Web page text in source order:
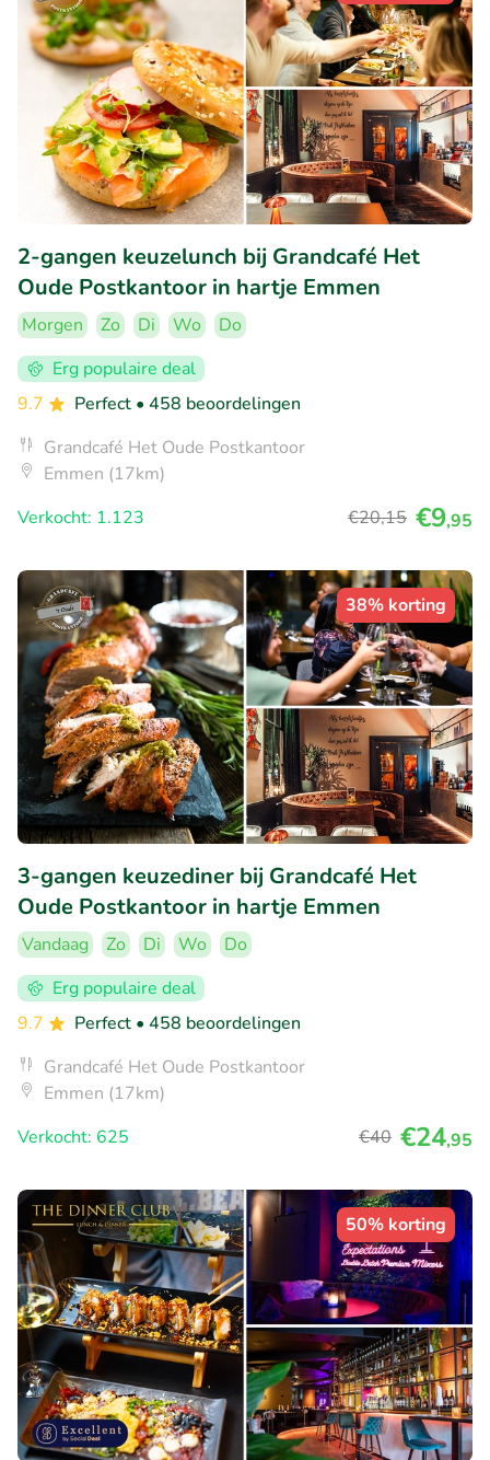
2-gangen keuzelunch bij Grandcafé Het
Oude Postkantoor in hartje Emmen
Morgen Zo Di Wo
Do
Erg populaire deal
9.7
Perfect • 458 beoordelingen
Grandcafé Het Oude Postkantoor
Emmen (17km)
Verkocht: 1.123
€20,15 €9,95
38% korting
3-gangen keuzediner bij Grandcafé Het
Oude Postkantoor in hartje Emmen
Vandaag Zo Di Wo
Do
Erg populaire deal
9.7
Perfect • 458 beoordelingen
Grandcafé Het Oude Postkantoor
Emmen (17km)
Verkocht: 625
€40 €24,95
50% korting